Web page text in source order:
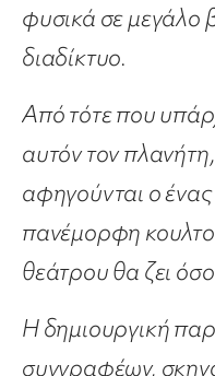
φυσικά σε μεγάλο
διαδίκτυο.
Από τότε που
αυτόν τον πλανήτη,
αφηγούνται ο
πανέμορφη
θεάτρου θα ζει
Η δημιουργική
συγγραφέων,